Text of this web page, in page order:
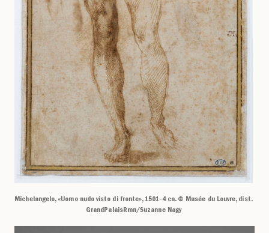
Michelangelo, «Uomo nudo visto di fronte», 1501-4 ca. © Musée du Louvre, dist.
GrandPalaisRmn/Suzanne Nagy